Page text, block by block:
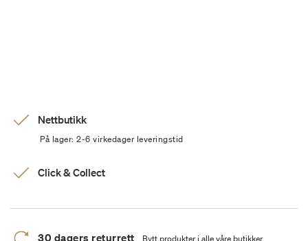
Nettbutikk
På lager: 2-6 virkedager leveringstid
Click & Collect
30 dagers returrett